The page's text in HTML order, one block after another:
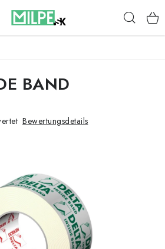
BAND
Bewertungsdetails